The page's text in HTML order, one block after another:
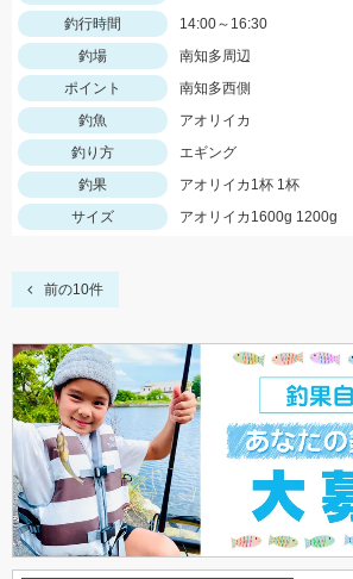
釣行時間
14:00～16:30
釣場
南知多周辺
ポイント
南知多西側
釣魚
アオリイカ
釣り方
エギング
釣果
アオリイカ1杯 1杯
サイズ
アオリイカ1600g 1200g
前の10件